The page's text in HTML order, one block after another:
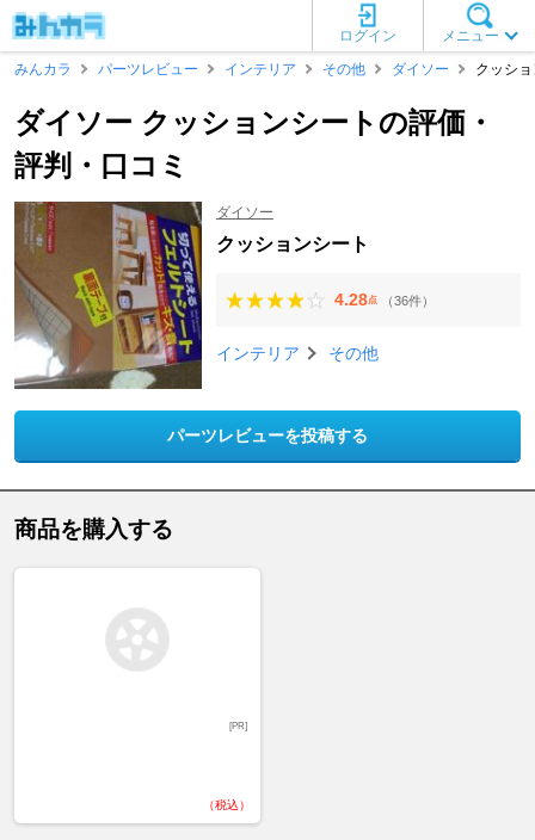
メニュー
ログイン
みんカラ
パーツレビュー インテリア その他 ダイソー クッシ
ダイソー クッションシートの評価・
評判・口コミ
ダイソー
クッションシート
4.28点 （36件）
インテリア その他
パーツレビューを投稿する
商品を購入する
[PR]
（税込）